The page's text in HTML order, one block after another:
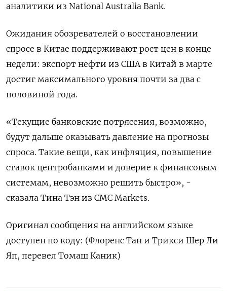
аналитики из National Australia Bank.
Ожидания обозревателей о восстановлении
спросе в Китае поддерживают рост цен в конце
недели: экспорт нефти из США в Китай в марте
достиг максимального уровня почти за два с
половиной года.
«Текущие банковские потрясения, возможно,
будут дальше оказывать давление на прогнозы
спроса. Такие вещи, как инфляция, повышение
ставок центробанками и доверие к финансовым
системам, невозможно решить быстро», -
сказала Тина Тэн из CMC Markets.
Оригинал сообщения на английском языке
доступен по коду: (Флоренс Тан и Трикси Шер Ли
Яп, перевел Томаш Каник)